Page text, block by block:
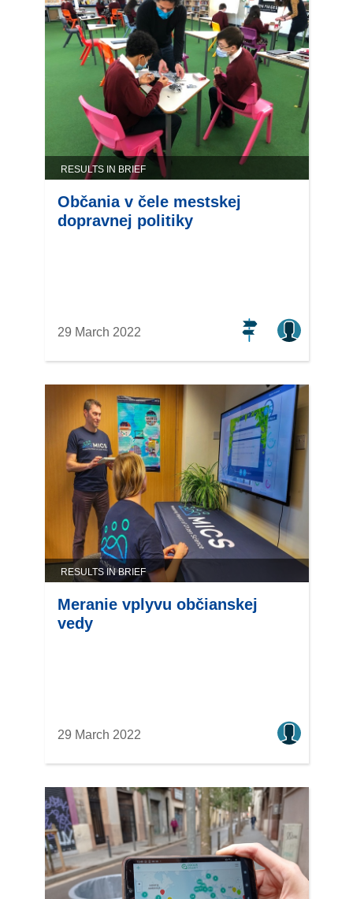
RESULTS IN BRIEF
Občania v čele mestskej
dopravnej politiky
29 March 2022
RESULTS IN BRIEF
Meranie vplyvu občianskej
vedy
29 March 2022